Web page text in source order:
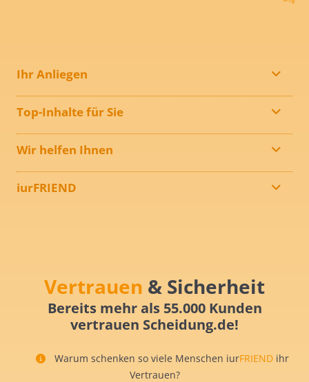
Ihr Anliegen
Top-Inhalte für Sie
Wir helfen Ihnen
iurFRIEND
Vertrauen & Sicherheit
Bereits mehr als 55.000 Kunden
vertrauen Scheidung.de!
Warum schenken so viele Menschen iurFRIEND ihr
Vertrauen?